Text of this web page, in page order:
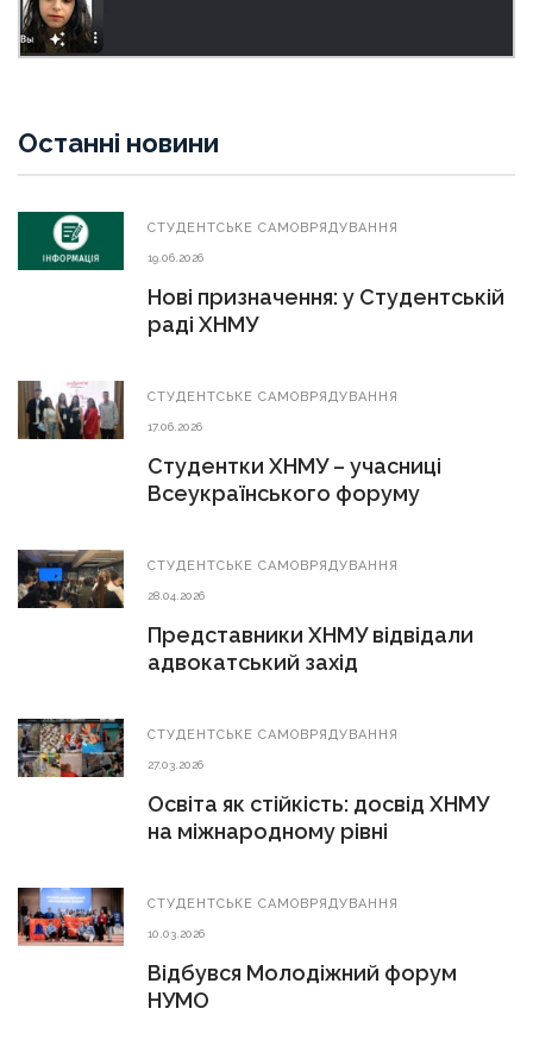
Останні новини
СТУДЕНТСЬКЕ САМОВРЯДУВАННЯ
19.06.2026
Нові призначення: у Студентській
раді ХНМУ
СТУДЕНТСЬКЕ САМОВРЯДУВАННЯ
17.06.2026
Студентки ХНМУ – учасниці
Всеукраїнського форуму
СТУДЕНТСЬКЕ САМОВРЯДУВАННЯ
28.04.2026
Представники ХНМУ відвідали
адвокатський захід
СТУДЕНТСЬКЕ САМОВРЯДУВАННЯ
27.03.2026
Освіта як стійкість: досвід ХНМУ
на міжнародному рівні
СТУДЕНТСЬКЕ САМОВРЯДУВАННЯ
10.03.2026
Відбувся Молодіжний форум
НУМО